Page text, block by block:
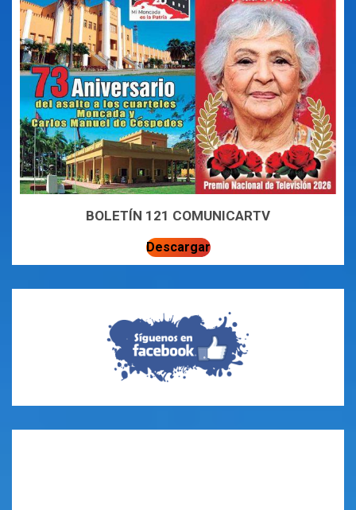
BOLETÍN 121 COMUNICARTV
Descargar